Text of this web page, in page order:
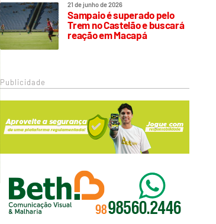
21 de junho de 2026
Sampaio é superado pelo
Trem no Castelão e buscará
reação em Macapá
Publicidade